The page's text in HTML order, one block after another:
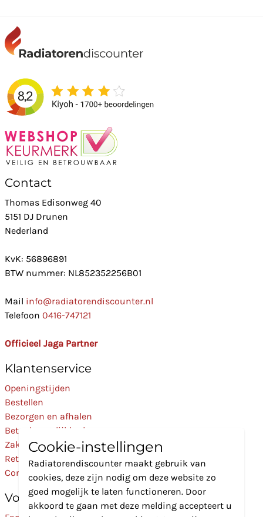
Contact
Thomas Edisonweg 40
5151 DJ Drunen
Nederland
KvK: 56896891
BTW nummer: NL852352256B01
Mail info@radiatorendiscounter.nl
Telefoon 0416-747121
Officieel Jaga Partner
Klantenservice
Openingstijden
Bestellen
Bezorgen en afhalen
Betaalmogelijkheden
Zakelijk
Retourneren
Contact
Volg Ons
Cookie-instellingen
Radiatorendiscounter maakt gebruik van
cookies, deze zijn nodig om deze website zo
goed mogelijk te laten functioneren. Door
akkoord te gaan met deze melding accepteert u